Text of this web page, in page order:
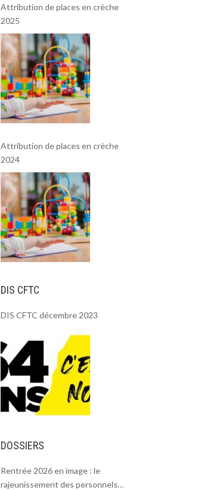
Attribution de places en crèche
2025
Attribution de places en crèche
2024
DIS CFTC
DIS CFTC décembre 2023
DOSSIERS
Rentrée 2026 en image : le
rajeunissement des personnels